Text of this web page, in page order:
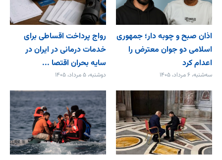
اذان صبح و چوبه دار؛ جمهوری
اسلامی دو جوان معترض را
اعدام کرد
سه‌شنبه، ۶ مرداد، ۱۴۰۵
رواج پرداخت اقساطی برای
خدمات درمانی در ایران در
سایه بحران اقتصا ...
دوشنبه، ۵ مرداد، ۱۴۰۵